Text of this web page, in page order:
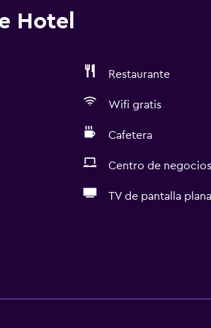
Hotel
Restaurante
Wifi gratis
Cafetera
Centro de negocios
TV de pantalla plana